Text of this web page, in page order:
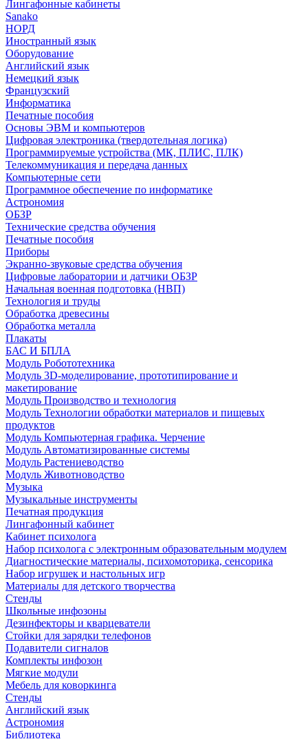
Лингафонные кабинеты
Sanako
НОРД
Иностранный язык
Оборудование
Английский язык
Немецкий язык
Французский
Информатика
Печатные пособия
Основы ЭВМ и компьютеров
Цифровая электроника (твердотельная логика)
Программируемые устройства (МК, ПЛИС, ПЛК)
Телекоммуникация и передача данных
Компьютерные сети
Программное обеспечение по информатике
Астрономия
ОБЗР
Технические средства обучения
Печатные пособия
Приборы
Экранно-звуковые средства обучения
Цифровые лаборатории и датчики ОБЗР
Начальная военная подготовка (НВП)
Технология и труды
Обработка древесины
Обработка металла
Плакаты
БАС И БПЛА
Модуль Робототехника
Модуль 3D-моделирование, прототипирование и
макетирование
Модуль Производство и технология
Модуль Технологии обработки материалов и пищевых
продуктов
Модуль Компьютерная графика. Черчение
Модуль Автоматизированные системы
Модуль Растениеводство
Модуль Животноводство
Музыка
Музыкальные инструменты
Печатная продукция
Лингафонный кабинет
Кабинет психолога
Набор психолога с электронным образовательным модулем
Диагностические материалы, психомоторика, сенсорика
Набор игрушек и настольных игр
Материалы для детского творчества
Стенды
Школьные инфозоны
Дезинфекторы и кварцеватели
Стойки для зарядки телефонов
Подавители сигналов
Комплекты инфозон
Мягкие модули
Мебель для коворкинга
Стенды
Английский язык
Астрономия
Библиотека